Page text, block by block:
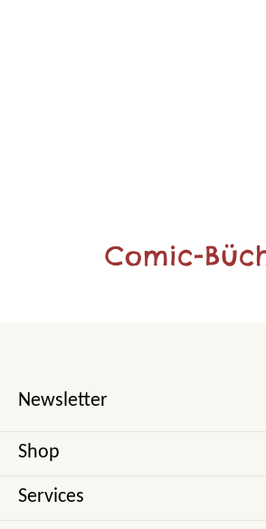
Comic-
Newsletter
Shop
Services